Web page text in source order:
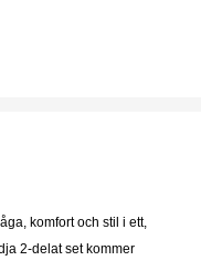
komfort och stil i ett,
2-delat set kommer